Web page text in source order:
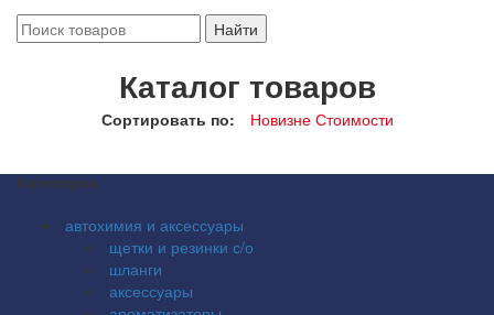
Каталог товаров
Сортировать по: Новизне Стоимости
Категории
автохимия и аксессуары
щетки и резинки с/о
шланги
аксессуары